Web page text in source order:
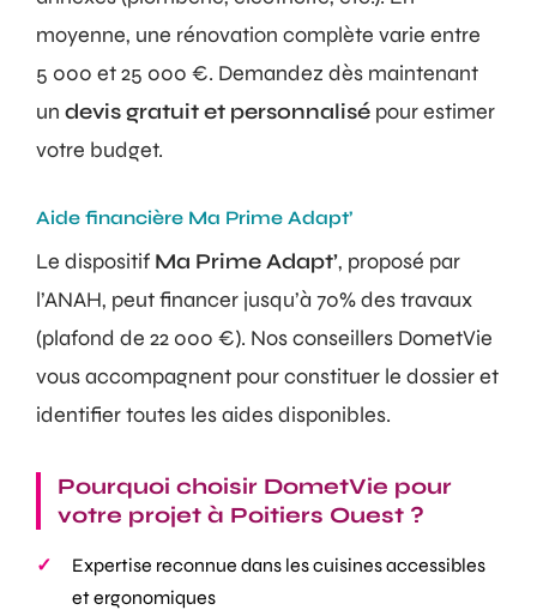
moyenne, une rénovation complète varie entre
5 000 et 25 000 €. Demandez dès maintenant
un devis gratuit et personnalisé pour estimer
votre budget.
Aide financière Ma Prime Adapt’
Le dispositif Ma Prime Adapt’, proposé par
l’ANAH, peut financer jusqu’à 70% des travaux
(plafond de 22 000 €). Nos conseillers DometVie
vous accompagnent pour constituer le dossier et
identifier toutes les aides disponibles.
Pourquoi choisir DometVie pour
votre projet à Poitiers Ouest ?
Expertise reconnue dans les cuisines accessibles
et ergonomiques